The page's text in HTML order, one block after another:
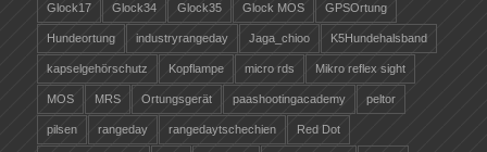
Glock17 Glock34 Glock35 Glock MOS GPSOrtung
Hundeortung industryrangeday Jaga_chioo K5Hundehalsband
kapselgehörschutz Kopflampe micro rds Mikro reflex sight
MOS MRS Ortungsgerät paashootingacademy peltor
pilsen rangeday rangedaytschechien Red Dot